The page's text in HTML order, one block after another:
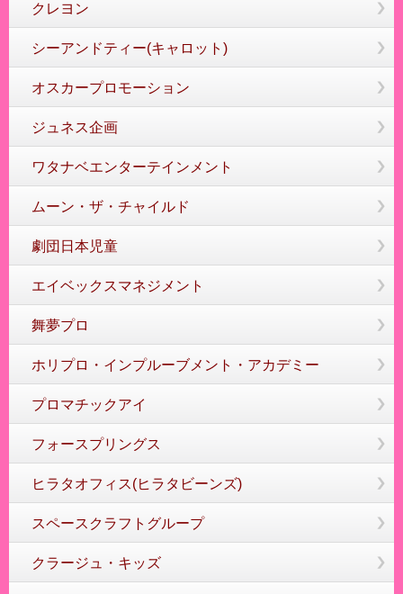
クレヨン
シーアンドティー(キャロット)
オスカープロモーション
ジュネス企画
ワタナベエンターテインメント
ムーン・ザ・チャイルド
劇団日本児童
エイベックスマネジメント
舞夢プロ
ホリプロ・インプルーブメント・アカデミー
プロマチックアイ
フォースプリングス
ヒラタオフィス(ヒラタビーンズ)
スペースクラフトグループ
クラージュ・キッズ